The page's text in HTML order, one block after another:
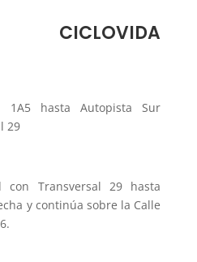
CICLOVIDA
1A5 hasta Autopista Sur
29
con Transversal 29 hasta
y continúa sobre la Calle